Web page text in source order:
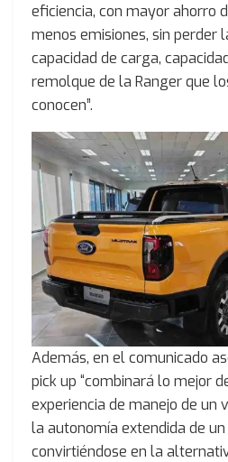
eficiencia, con mayor ahorro
menos emisiones, sin perder
capacidad de carga,
remolque de la Ranger que
conocen”.
Además, en el comunicado
pick up “combinará lo mejor
experiencia de manejo de un
la autonomía extendida de un
convirtiéndose en la